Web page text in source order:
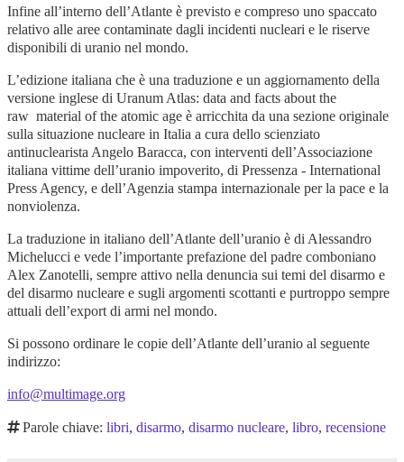
Infine all’interno dell’Atlante è previsto e compreso uno spaccato
relativo alle aree contaminate dagli incidenti nucleari e le riserve
disponibili di uranio nel mondo.
L’edizione italiana che è una traduzione e un aggiornamento della
versione inglese di Uranum Atlas: data and facts about the
raw material of the atomic age è arricchita da una sezione originale
sulla situazione nucleare in Italia a cura dello scienziato
antinuclearista Angelo Baracca, con interventi dell’Associazione
italiana vittime dell’uranio impoverito, di Pressenza - International
Press Agency, e dell’Agenzia stampa internazionale per la pace e la
nonviolenza.
La traduzione in italiano dell’Atlante dell’uranio è di Alessandro
Michelucci e vede l’importante prefazione del padre comboniano
Alex Zanotelli, sempre attivo nella denuncia sui temi del disarmo e
del disarmo nucleare e sugli argomenti scottanti e purtroppo sempre
attuali dell’export di armi nel mondo.
Si possono ordinare le copie dell’Atlante dell’uranio al seguente
indirizzo:
info@multimage.org
Parole chiave:libri,disarmo,disarmo nucleare,libro,recensione